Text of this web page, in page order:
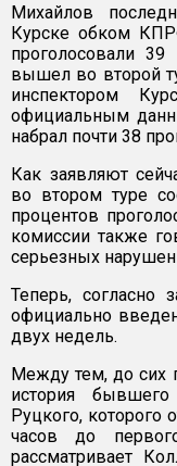
Михайлов
Курске обком
проголосовали
вышел во второй
инспектором
официальным
набрал почти 38
Как заявляют
во втором туре
процентов
комиссии также
серьезных
Теперь, согласно
официально
двух недель.
Между тем, до сих
история бывшего
Руцкого, которого
часов до
рассматривает